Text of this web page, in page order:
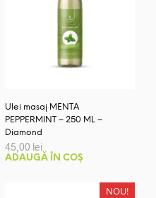
Ulei masaj MENTA
PEPPERMINT – 250 ML –
Diamond
45,00 lei
ADAUGĂ ÎN COȘ
NOU!